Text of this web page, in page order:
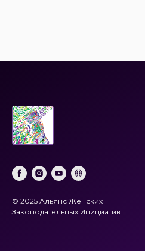
© 2025 Альянс Женских
Законодательных Инициатив